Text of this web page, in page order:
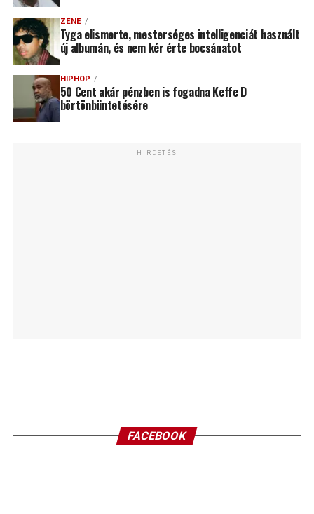
ZENE
Tyga elismerte, mesterséges intelligenciát használt
új albumán, és nem kér érte bocsánatot
HIPHOP
50 Cent akár pénzben is fogadna Keffe D
börtönbüntetésére
HIRDETÉS
FACEBOOK